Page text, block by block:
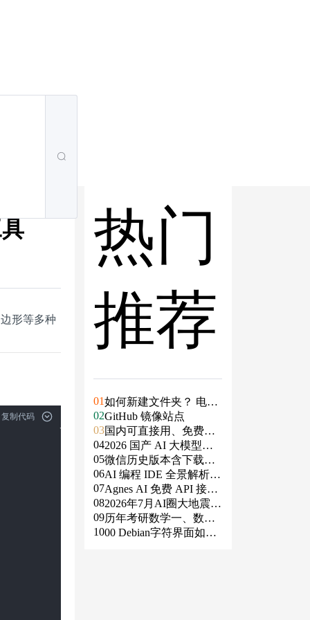
形等多种
复制代码
热门
推荐
01如何新建文件夹？ 电脑
新建文件夹的4种方法
02GitHub 镜像站点
03国内可直接用、免费额
度/永久免费的大模型AP
I清单（含 SiliconFlow、
火山、阿里、智谱、百
度、Kimi、DeepSeek、
DMXAPI 等）
042026 国产 AI 大模型横
评：DeepSeek、通义千
问、Kimi、文心一言、
星火、豆包谁更能打？
05微信历史版本含下载地
址（ Windows PC | 安卓
| MAC ）及设置微信不
更新
06AI 编程 IDE 全景解析 2
026：Agent 全面接管开
发链路
07Agnes AI 免费 API 接入
指南：文本、生图、生
视频，一套接口全免费
082026年7月AI圈大地震：
GPT-5.6被政府限制、Cl
aude入驻Slack、Anthrop
09历年考研数学一、数学
二、数学三真题试卷及
1000 Debian字符界面如何